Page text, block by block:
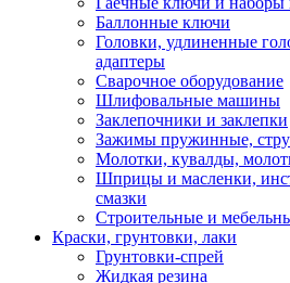
Баллонные ключи
Головки, удлиненные
адаптеры
Сварочное оборудование
Шлифовальные машины
Заклепочники и заклепки
Зажимы пружинные,
Молотки, кувалды,
Шприцы и масленки,
смазки
Строительные и
Краски, грунтовки, лаки
Грунтовки-спрей
Жидкая резина